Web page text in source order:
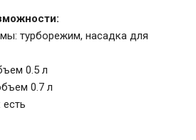
турборежим, насадка для
0.5 л
0.7 л